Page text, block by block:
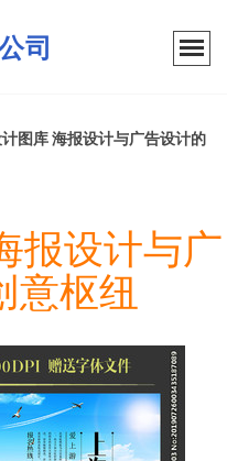
司
计图库 海报设计与广告设计的
报设计与广
意枢纽